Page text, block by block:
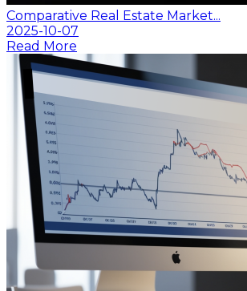
Comparative Real Estate Market...
2025-10-07
Read More